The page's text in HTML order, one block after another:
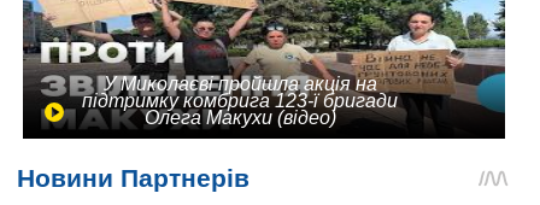
У Миколаєві пройшла акція на
підтримку комбрига 123-ї бригади
Олега Макухи (відео)